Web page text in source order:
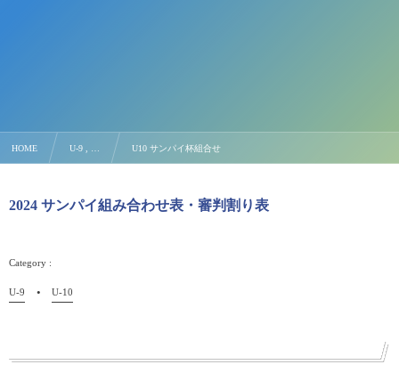
HOME U-9 , … U10 サンパイ杯組合せ
2024 サンパイ組み合わせ表・審判割り表
U-9 U-10